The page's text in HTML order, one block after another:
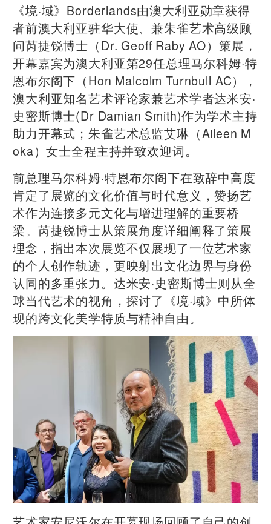
《境·域》Borderlands由澳大利亚勋章获得
者前澳大利亚驻华大使、兼朱雀艺术高级顾
问芮捷锐博士（Dr. Geoff Raby AO）策展，
开幕嘉宾为澳大利亚第29任总理马尔科姆·特
恩布尔阁下（Hon Malcolm Turnbull AC），
澳大利亚知名艺术评论家兼艺术学者达米安·
史密斯博士(Dr Damian Smith)作为学术主持
助力开幕式；朱雀艺术总监艾琳（Aileen M
oka）女士全程主持并致欢迎词。
前总理马尔科姆·特恩布尔阁下在致辞中高度
肯定了展览的文化价值与时代意义，赞扬艺
术作为连接多元文化与增进理解的重要桥
梁。芮捷锐博士从策展角度详细阐释了策展
理念，指出本次展览不仅展现了一位艺术家
的个人创作轨迹，更映射出文化边界与身份
认同的多重张力。达米安·史密斯博士则从全
球当代艺术的视角，探讨了《境·域》中所体
现的跨文化美学特质与精神自由。